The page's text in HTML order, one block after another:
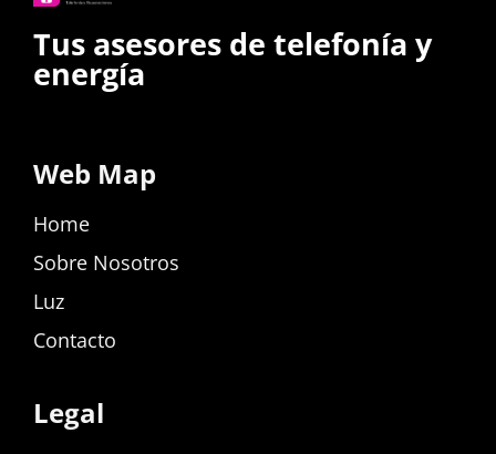
Tus asesores de telefonía y
energía
Web Map
Home
Sobre Nosotros
Luz
Contacto
Legal